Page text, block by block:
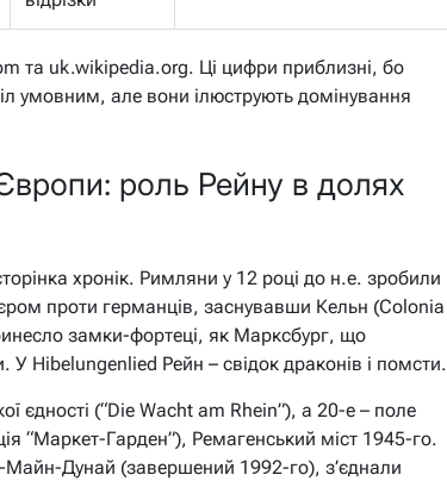
та uk.wikipedia.org. Ці цифри приблизні, бо
умовним, але вони ілюструють домінування
роль Рейну в долях
хронік. Римляни у 12 році до н.е. зробили
проти германців, заснувавши Кельн (Colonia
замки-фортеці, як Марксбург, що
У Нibelungenlied Рейн – свідок драконів і помсти.
єдності (“Die Wacht am Rhein”), а 20-е – поле
“Маркет-Гарден”), Ремагенський міст 1945-го.
Майн-Дунай (завершений 1992-го), з’єднали